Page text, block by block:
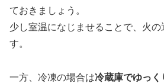
ておきましょう。
少し室温になじませることで、火の
す。
一方、冷凍の場合は冷蔵庫でゆっく